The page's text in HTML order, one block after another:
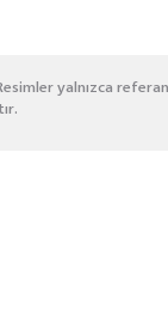
yalnızca